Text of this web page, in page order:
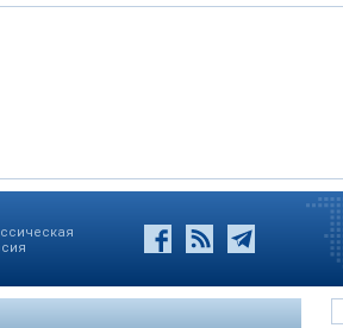
визита в
и, возможно, с